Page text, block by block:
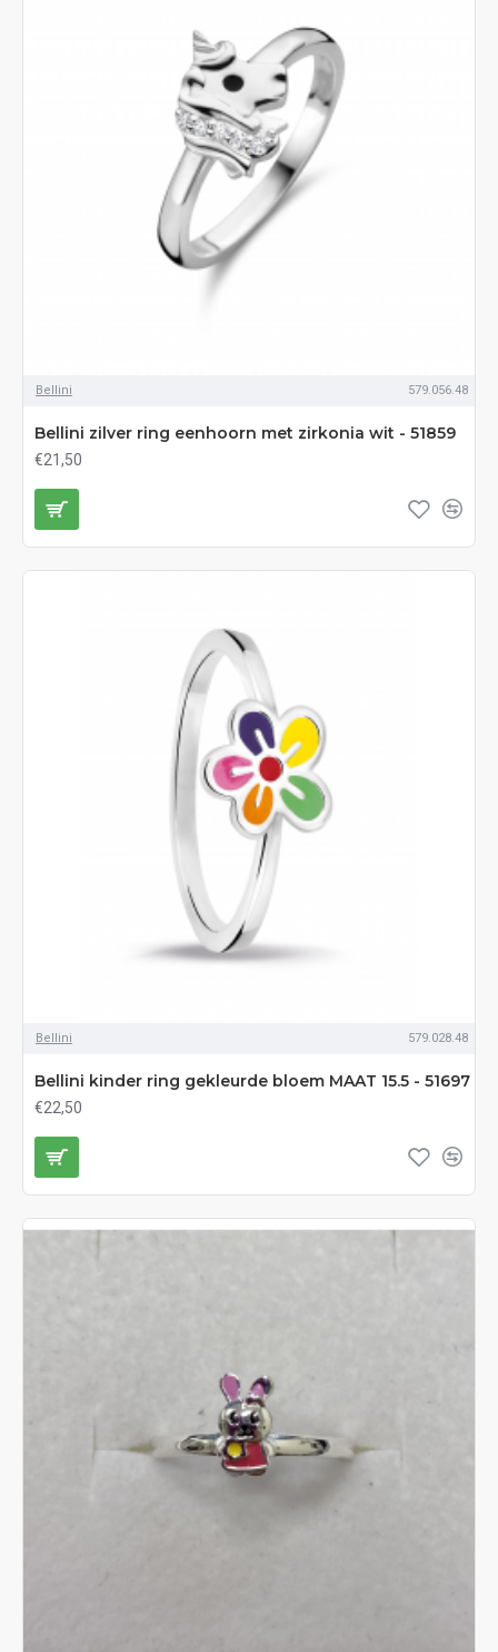
Bellini 579.056.48
Bellini zilver ring eenhoorn met zirkonia wit - 51859
€21,50
Bellini 579.028.48
Bellini kinder ring gekleurde bloem MAAT 15.5 - 51697
€22,50